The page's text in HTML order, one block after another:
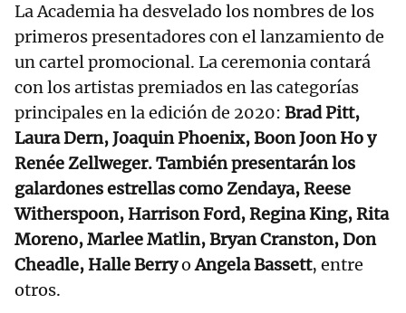
La Academia ha desvelado los nombres de los
primeros presentadores con el lanzamiento de
un cartel promocional. La ceremonia contará
con los artistas premiados en las categorías
principales en la edición de 2020: Brad Pitt,
Laura Dern, Joaquin Phoenix, Boon Joon Ho y
Renée Zellweger. También presentarán los
galardones estrellas como Zendaya, Reese
Witherspoon, Harrison Ford, Regina King, Rita
Moreno, Marlee Matlin, Bryan Cranston, Don
Cheadle, Halle BerryoAngela Bassett, entre
otros.